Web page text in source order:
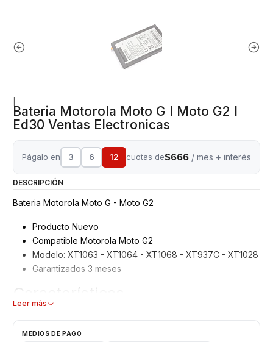
Bateria Motorola Moto G I Moto G2 I
Ed30 Ventas Electronicas
Págalo en 3 6 12 cuotas de$666 / mes + interés
DESCRIPCIÓN
Bateria Motorola Moto G - Moto G2
Producto Nuevo
Compatible Motorola Moto G2
Modelo: XT1063 - XT1064 - XT1068 - XT937C - XT1028
Garantizados 3 meses
Características
Leer más
MEDIOS DE PAGO